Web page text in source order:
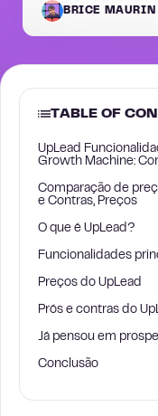
BRICE MAURIN
TABLE OF
UpLead
Growth Machine:
Comparação de
e Contras, Preços
O que é UpLead?
Funcionalidades
Preços do UpLead
Prós e contras do
Já pensou em
Conclusão